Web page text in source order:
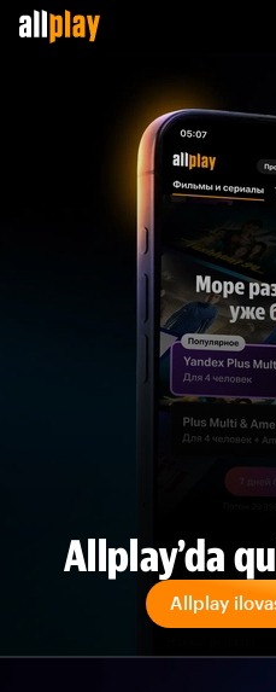
Allplay’da
Allplay